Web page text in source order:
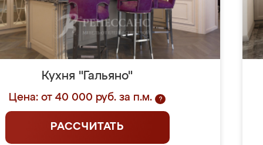
Кухня "Гальяно"
Цена: от 40 000 руб. за п.м. ?
РАССЧИТАТЬ